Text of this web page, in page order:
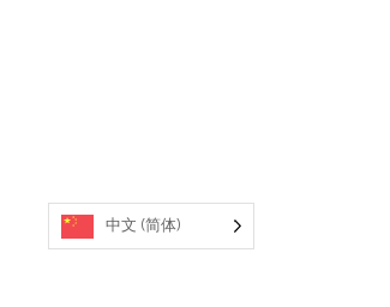
中文 (简体)